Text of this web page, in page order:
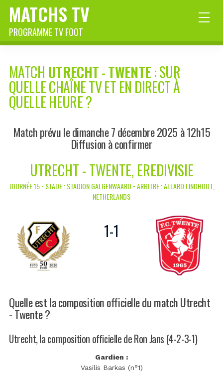
MATCHS TV
PROGRAMME TV FOOT
MATCH UTRECHT-TWENTE: SUR
QUELLE CHAÎNE TV ET EN DIRECT À
QUELLE HEURE ?
Match prévu le dimanche 7 décembre 2025 à 12h15
Diffusion à confirmer
UTRECHT - TWENTE, EREDIVISIE
JOURNÉE 15 • STADE : STADION GALGENWAARD • ARBITRE : ALLARD LINDHOUT,
NETHERLANDS
1-1
Quelle est la composition officielle du match Utrecht
- Twente ?
Utrecht, la composition officielle de Ron Jans (4-2-3-1)
Gardien :
Vasilis Barkas (n°1)